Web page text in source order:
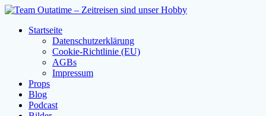
Zum
springenStartseite
Datenschutzerklärung
Cookie-Richtlinie (EU)
AGBs
Impressum
Props
Blog
Podcast